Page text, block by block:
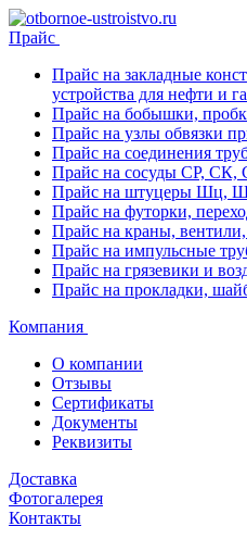
Прайс
Прайс на закладные
устройства для нефти и
Прайс на бобышки,
Прайс на узлы обвязки
Прайс на соединения
Прайс на сосуды СР,
Прайс на штуцеры Шц,
Прайс на футорки,
Прайс на краны,
Прайс на импульсные
Прайс на грязевики и
Прайс на прокладки,
Компания
О компании
Отзывы
Сертификаты
Документы
Реквизиты
Доставка
Фотогалерея
Контакты